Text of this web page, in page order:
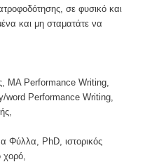
σε φυσικό και
και μη σταματάτε να
MA Performance Writing,
word Performance Writing,
Φύλλα, PhD, ιστορικός
χορό,